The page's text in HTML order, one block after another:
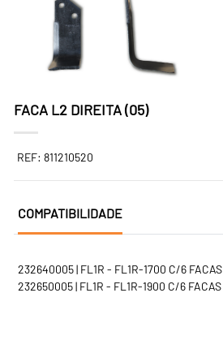
FACA L2 DIREITA (05)
REF: 811210520
COMPATIBILIDADE
232640005 | FL1R - FL1R-1700 C/6 FACAS
232650005 | FL1R - FL1R-1900 C/6 FACAS